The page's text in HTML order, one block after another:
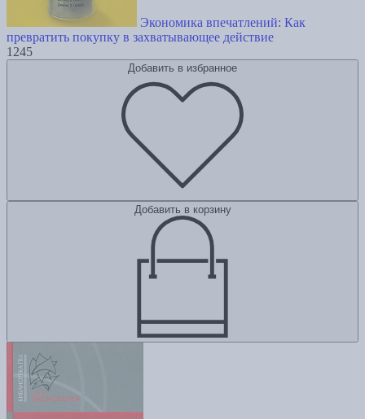
Экономика впечатлений: Как
превратить покупку в захватывающее действие
1245
Добавить в избранное
Добавить в корзину